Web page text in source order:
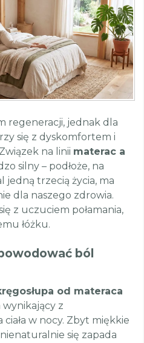
regeneracji, jednak dla
się z dyskomfortem i
na linii materac a
silny – podłoże, na
jedną trzecią życia, ma
dla naszego zdrowia.
z uczuciem połamania,
łóżku.
ból
od materaca
z
w nocy. Zbyt miękkie
nienaturalnie się zapada